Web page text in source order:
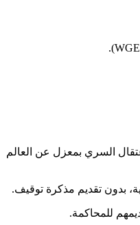
السري بمعزل عن العالم
بدون تقديم مذكرة توقيف.
للمحاكمة.